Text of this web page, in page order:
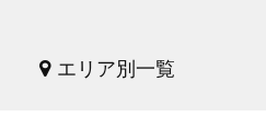
エリア別一覧